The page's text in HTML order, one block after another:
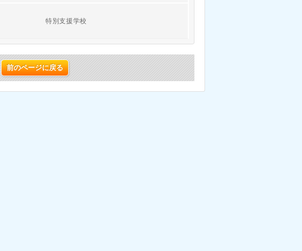
特別支援学校
前のページに戻る